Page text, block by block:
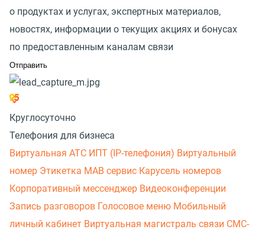
о продуктах и услугах, экспертных материалов,
новостях, информации о текущих акциях и бонусах
по предоставленным каналам связи
Круглосуточно
Телефония для бизнеса
Виртуальная АТС ИПТ (IP-телефония) Виртуальный
номер Этикетка МАВ сервис Карусель номеров
Корпоративный мессенджер Видеоконференции
Запись разговоров Голосовое меню Мобильный
личный кабинет Виртуальная магистраль связи СМС-